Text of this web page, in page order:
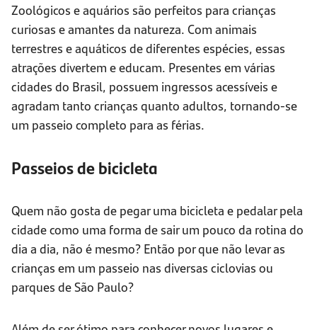
Zoológicos e aquários são perfeitos para crianças
curiosas e amantes da natureza. Com animais
terrestres e aquáticos de diferentes espécies, essas
atrações divertem e educam. Presentes em várias
cidades do Brasil, possuem ingressos acessíveis e
agradam tanto crianças quanto adultos, tornando-se
um passeio completo para as férias.
Passeios de bicicleta
Quem não gosta de pegar uma bicicleta e pedalar pela
cidade como uma forma de sair um pouco da rotina do
dia a dia, não é mesmo? Então por que não levar as
crianças em um passeio nas diversas ciclovias ou
parques de São Paulo?